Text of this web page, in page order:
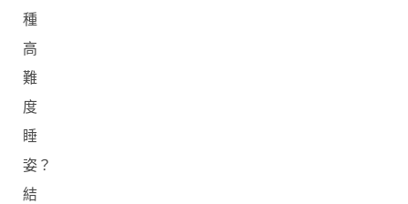
種
高
難
度
睡
姿？
結